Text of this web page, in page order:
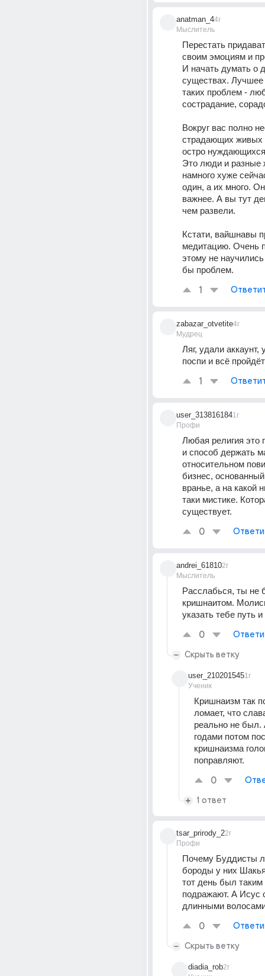
anatman_4
Мыслитель
4г
Перестать
своим эмоциям и
И начать думать о
существах. Лучшее
таких проблем -
сострадание,
Вокруг вас полно
страдающих живых
остро
Это люди и разные
намного хуже
один, а их много.
важнее. А вы тут
чем развели.
Кстати, вайшнавы
медитацию. Очень
этому не
бы проблем.
1
zabazar_otvetite
Мудрец
4г
Ляг, удали аккаунт,
поспи и всё пройдёт
1
user_313816184
Профи
1г
Любая религия это
и способ держать
относительном
бизнес,
вранье, а на какой
таки мистике.
существует.
0
andrei_61810
Мыслитель
2г
Расслабься, ты не
кришнаитом.
указать тебе путь
0
Скрыть ветку
user_210201545
Ученик
1г
Кришнаизм так
ломает, что
реально не был.
годами потом
кришнаизма
поправляют.
0
1 ответ
tsar_prirody_2
Профи
2г
Почему Буддисты
бороды у них
тот день был
подражают. А Исус
длинными
0
Скрыть ветку
diadia_rob2г